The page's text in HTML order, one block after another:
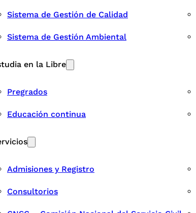
Sistema de Gestión de Calidad
Sistema de Gestión Ambiental
en la Libre
Pregrados
Educación continua
Admisiones y Registro
Consultorios